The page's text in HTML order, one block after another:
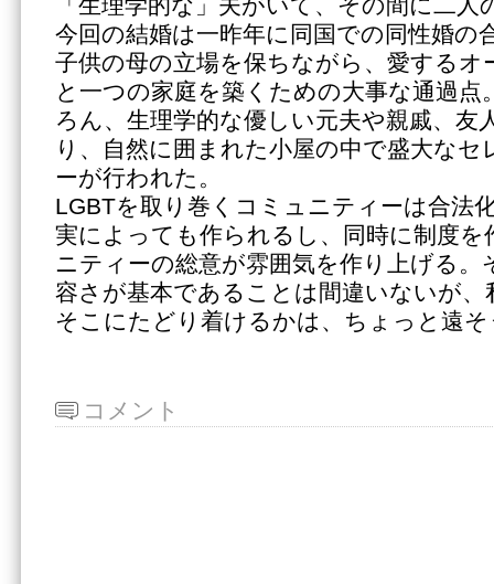
「生理学的な」夫がいて、その間に二人
今回の結婚は一昨年に同国での同性婚の
子供の母の立場を保ちながら、愛するオ
と一つの家庭を築くための大事な通過点
ろん、生理学的な優しい元夫や親戚、友
り、自然に囲まれた小屋の中で盛大な
ーが行われた。
LGBTを取り巻くコミュニティーは合法
実によっても作られるし、同時に制度
ニティーの総意が雰囲気を作り上げる。
容さが基本であることは間違いないが
そこにたどり着けるかは、ちょっと遠
コメント